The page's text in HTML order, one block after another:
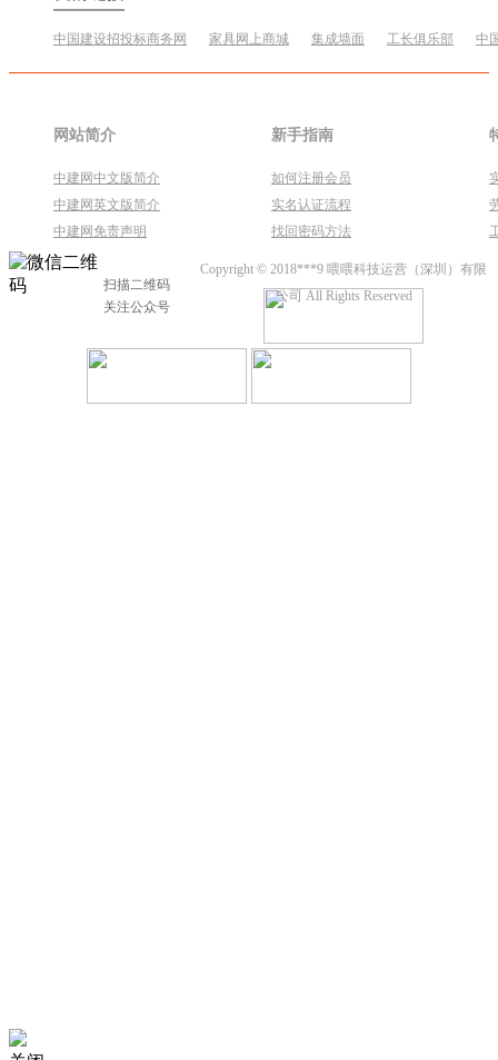
中国建设招投标商务网 家具网上商城 集成墙面 工长俱乐部 中
网站简介
中建网中文版简介
中建网英文版简介
中建网免责声明
新手指南
如何注册会员
实名认证流程
找回密码方法
扫描二维码
关注公众号
Copyright © 2018***9 喂喂科技运营（深圳）有限
公司 All Rights Reserved